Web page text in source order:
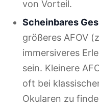
von Vorteil.
Scheinbares
größeres AFOV
immersiveres
sein. Kleinere
oft bei
Okularen zu